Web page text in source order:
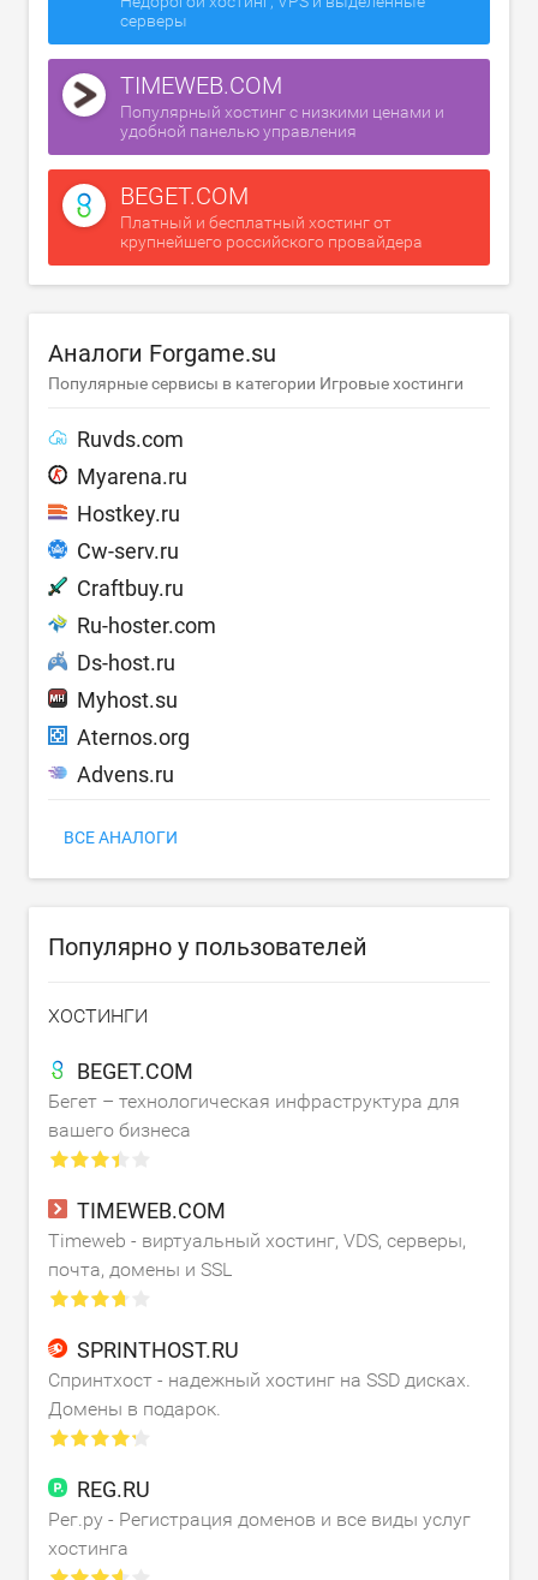
серверы
TIMEWEB.COM
Популярный хостинг с низкими ценами и
удобной панелью управления
BEGET.COM
Платный и бесплатный хостинг от
крупнейшего российского провайдера
Аналоги Forgame.su
Популярные сервисы в категории Игровые хостинги
Ruvds.com
Myarena.ru
Hostkey.ru
Cw-serv.ru
Craftbuy.ru
Ru-hoster.com
Ds-host.ru
Myhost.su
Aternos.org
Advens.ru
ВСЕ АНАЛОГИ
Популярно у пользователей
ХОСТИНГИ
BEGET.COM
Бегет – технологическая инфраструктура для
вашего бизнеса
TIMEWEB.COM
Timeweb - виртуальный хостинг, VDS, серверы,
почта, домены и SSL
SPRINTHOST.RU
Спринтхост - надежный хостинг на SSD дисках.
Домены в подарок.
REG.RU
Рег.ру - Регистрация доменов и все виды услуг
хостинга